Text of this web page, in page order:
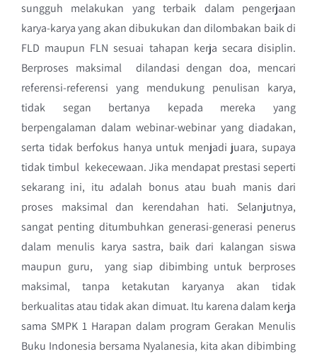
sungguh melakukan yang terbaik dalam pengerjaan
karya-karya yang akan dibukukan dan dilombakan baik di
FLD maupun FLN sesuai tahapan kerja secara disiplin.
Berproses maksimal dilandasi dengan doa, mencari
referensi-referensi yang mendukung penulisan karya,
tidak segan bertanya kepada mereka yang
berpengalaman dalam webinar-webinar yang diadakan,
serta tidak berfokus hanya untuk menjadi juara, supaya
tidak timbul kekecewaan. Jika mendapat prestasi seperti
sekarang ini, itu adalah bonus atau buah manis dari
proses maksimal dan kerendahan hati. Selanjutnya,
sangat penting ditumbuhkan generasi-generasi penerus
dalam menulis karya sastra, baik dari kalangan siswa
maupun guru, yang siap dibimbing untuk berproses
maksimal, tanpa ketakutan karyanya akan tidak
berkualitas atau tidak akan dimuat. Itu karena dalam kerja
sama SMPK 1 Harapan dalam program Gerakan Menulis
Buku Indonesia bersama Nyalanesia, kita akan dibimbing